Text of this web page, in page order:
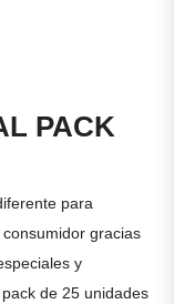
PACK
para
gracias
y
de 25 unidades